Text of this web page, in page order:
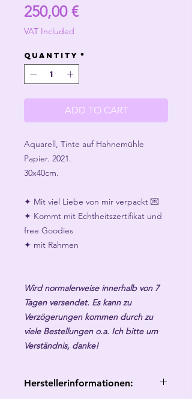
250,00 €Price
VAT Included
Quantity *
ADD TO CART
Aquarell, Tinte auf Hahnemühle
Papier. 2021.
30x40cm.
✦ Mit viel Liebe von mir verpackt 💌
✦ Kommt mit Echtheitszertifikat und
free Goodies
✦ mit Rahmen
Wird normalerweise innerhalb von 7
Tagen versendet. Es kann zu
Verzögerungen kommen durch zu
viele Bestellungen o.a. Ich bitte um
Verständnis, danke!
Herstellerinformationen: